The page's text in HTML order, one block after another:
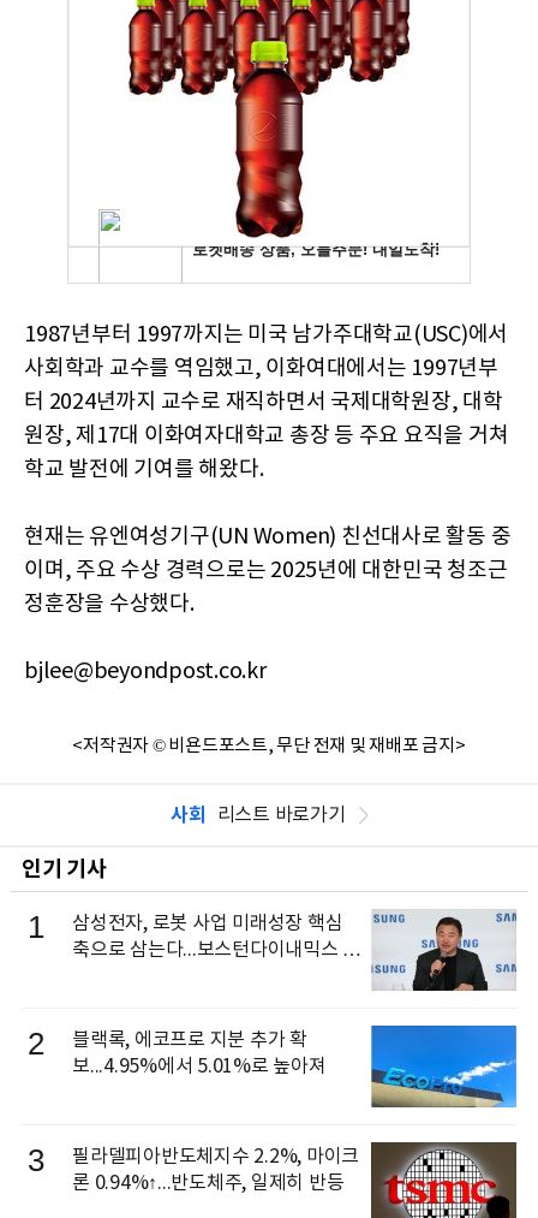
1987년부터 1997까지는 미국 남가주대학교(USC)에서
사회학과 교수를 역임했고, 이화여대에서는 1997년부
터 2024년까지 교수로 재직하면서 국제대학원장, 대학
원장, 제17대 이화여자대학교 총장 등 주요 요직을 거쳐
학교 발전에 기여를 해왔다.
현재는 유엔여성기구(UN Women) 친선대사로 활동 중
이며, 주요 수상 경력으로는 2025년에 대한민국 청조근
정훈장을 수상했다.
bjlee@beyondpost.co.kr
<저작권자 © 비욘드포스트, 무단 전재 및 재배포 금지>
사회 리스트 바로가기
인기 기사
1
삼성전자, 로봇 사업 미래성장 핵심
축으로 삼는다...보스턴다이내믹스 출
2
블랙록, 에코프로 지분 추가 확
보...4.95%에서 5.01%로 높아져
3
필라델피아반도체지수 2.2%, 마이크
론 0.94%↑...반도체주, 일제히 반등